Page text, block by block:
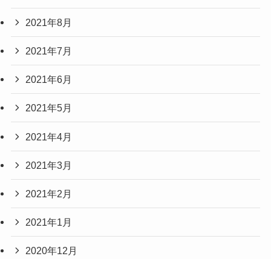
2021年8月
2021年7月
2021年6月
2021年5月
2021年4月
2021年3月
2021年2月
2021年1月
2020年12月